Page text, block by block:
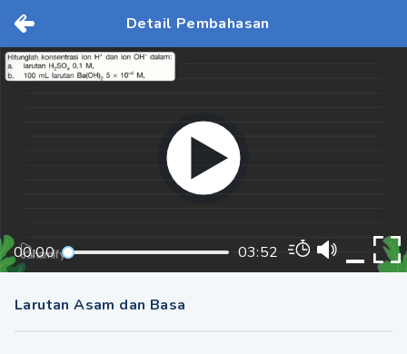
Detail Pembahasan
00:00 03:52
Larutan Asam dan Basa